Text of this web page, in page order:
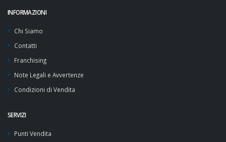
INFORMAZIONI
Chi Siamo
Contatti
Franchising
Note Legali e Avvertenze
Condizioni di Vendita
SERVIZI
Punti Vendita